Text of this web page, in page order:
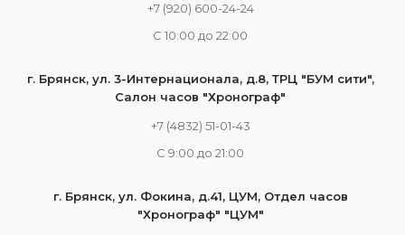
+7 (920) 600-24-24
С 10:00 до 22:00
г. Брянск, ул. 3-Интернационала, д.8, ТРЦ "БУМ сити",
Салон часов "Хронограф"
+7 (4832) 51-01-43
С 9:00 до 21:00
г. Брянск, ул. Фокина, д.41, ЦУМ, Отдел часов
"Хронограф" "ЦУМ"